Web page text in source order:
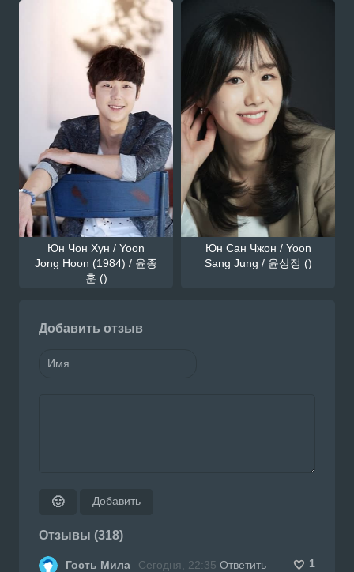
Юн Чон Хун / Yoon
Jong Hoon (1984) / 윤종
훈 ()
Юн Сан Чжон / Yoon
Sang Jung / 윤상정 ()
Добавить отзыв
🙂 Добавить
Отзывы (318)
Гость Мила Сегодня, 22:35 Ответить 1